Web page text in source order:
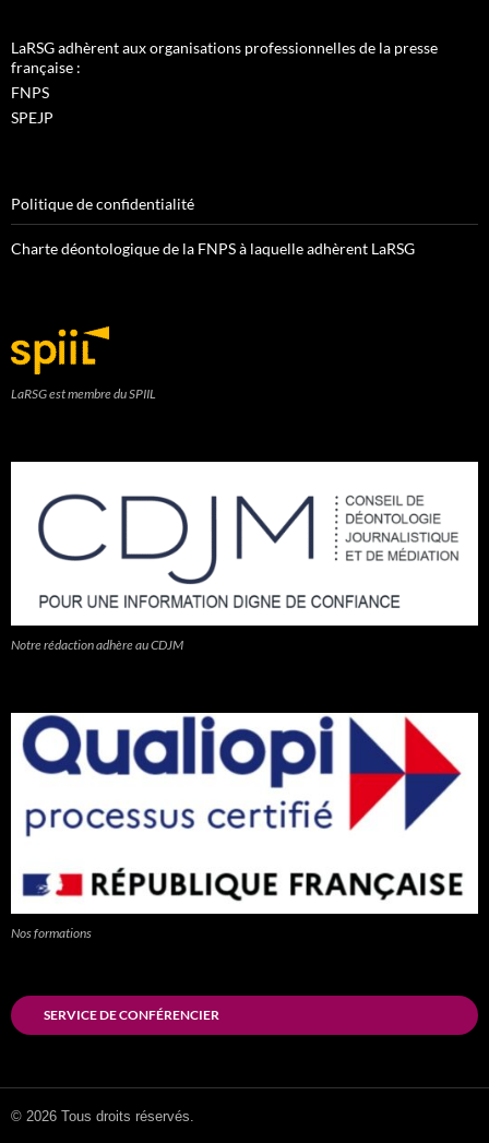
LaRSG adhèrent aux organisations professionnelles de la presse
française :
FNPS
SPEJP
Politique de confidentialité
Charte déontologique de la FNPS à laquelle adhèrent LaRSG
LaRSG est membre du SPIIL
Notre rédaction adhère au CDJM
Nos formations
SERVICE DE CONFÉRENCIER
© 2026 Tous droits réservés.